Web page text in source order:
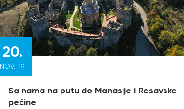
20.
NOV. `19.
Sa nama na putu do Manasije i Resavske
pećine